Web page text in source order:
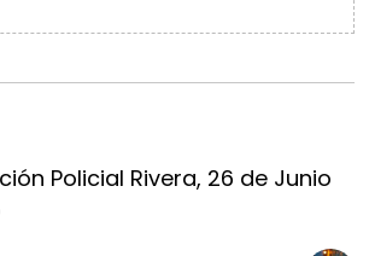
Policial Rivera, 26 de Junio